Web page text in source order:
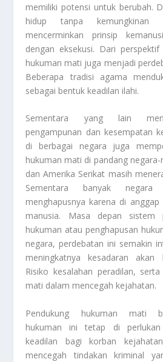
memiliki potensi untuk berubah.
hidup tanpa kemungkinan
mencerminkan prinsip
dengan eksekusi. Dari
hukuman mati juga menjadi
Beberapa tradisi agama
sebagai bentuk keadilan ilahi.
Sementara yang lain
pengampunan dan kesempatan
di berbagai negara juga
hukuman mati di pandang negara-
dan Amerika Serikat masih
Sementara banyak
menghapusnya karena di
manusia. Masa depan sistem
hukuman atau penghapusan
negara, perdebatan ini semakin
meningkatnya kesadaran akan
Risiko kesalahan peradilan,
mati dalam mencegah kejahatan.
Pendukung hukuman mati
hukuman ini tetap di perlukan
keadilan bagi korban
mencegah tindakan kriminal